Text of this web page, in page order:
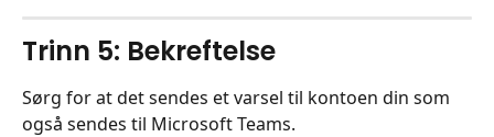
Trinn 5: Bekreftelse
Sørg for at det sendes et varsel til kontoen din som
også sendes til Microsoft Teams.